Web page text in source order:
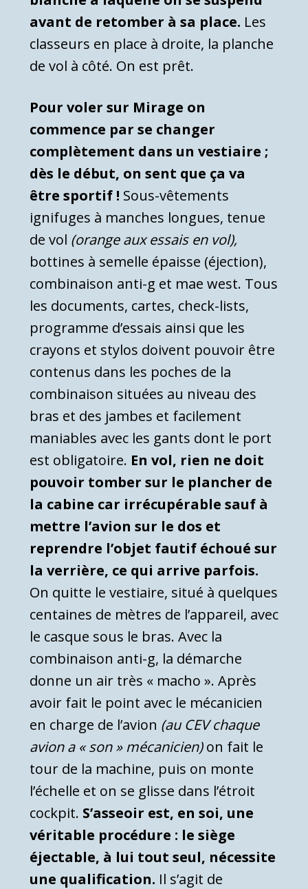
avant de retomber à sa place. Les
classeurs en place à droite, la planche
de vol à côté. On est prêt.
Pour voler sur Mirage on
commence par se changer
complètement dans un vestiaire ;
dès le début, on sent que ça va
être sportif ! Sous-vêtements
ignifuges à manches longues, tenue
de vol (orange aux essais en vol),
bottines à semelle épaisse (éjection),
combinaison anti-g et mae west. Tous
les documents, cartes, check-lists,
programme d’essais ainsi que les
crayons et stylos doivent pouvoir être
contenus dans les poches de la
combinaison situées au niveau des
bras et des jambes et facilement
maniables avec les gants dont le port
est obligatoire. En vol, rien ne doit
pouvoir tomber sur le plancher de
la cabine car irrécupérable sauf à
mettre l’avion sur le dos et
reprendre l’objet fautif échoué sur
la verrière, ce qui arrive parfois.
On quitte le vestiaire, situé à quelques
centaines de mètres de l’appareil, avec
le casque sous le bras. Avec la
combinaison anti-g, la démarche
donne un air très « macho ». Après
avoir fait le point avec le mécanicien
en charge de l’avion (au CEV chaque
avion a « son » mécanicien)on fait le
tour de la machine, puis on monte
l’échelle et on se glisse dans l’étroit
cockpit. S’asseoir est, en soi, une
véritable procédure : le siège
éjectable, à lui tout seul, nécessite
une qualification. Il s’agit de